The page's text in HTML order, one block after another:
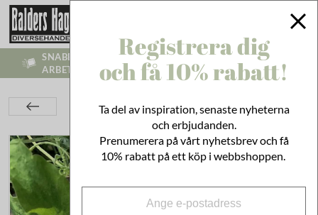
SNABB LEVERANS - VI SKICKR INOM 1-3
ARBETSDAGAR
Gåsägg Ylang
Registrera dig
och få 10% rabatt!
Ta del av inspiration, senaste nyheterna
och erbjudanden.
Prenumerera på vårt nyhetsbrev och få
10% rabatt på ett köp i webbshoppen.